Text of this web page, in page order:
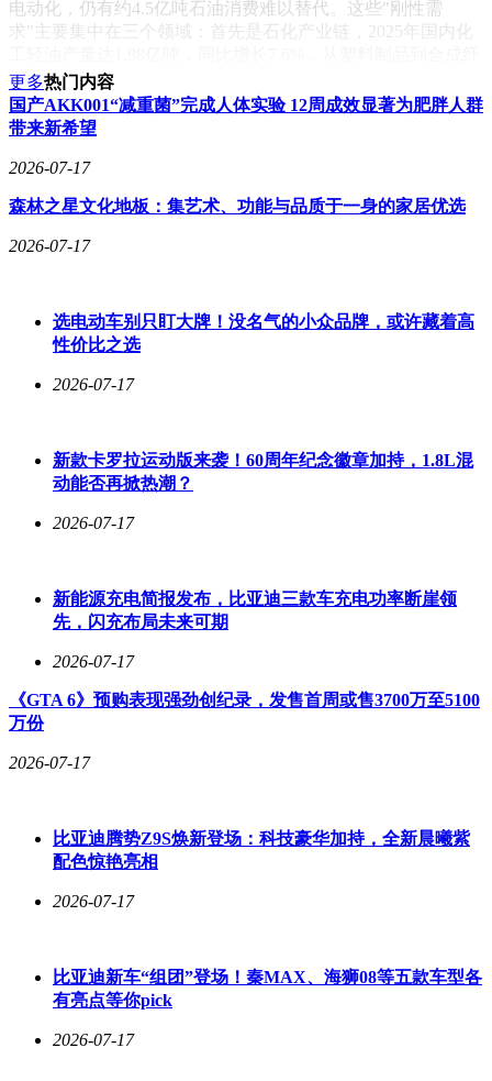
电动化，仍有约4.5亿吨石油消费难以替代。这些"刚性需
求"主要集中在三个领域：首先是石化产业链，2025年国内化
维，从医药包装到建筑材料，石油作为化工原料的地位不可动
摇；其次是航空与航运领域，锂电池能量密度与航空煤油存在
数量级差距，短期内难以支撑跨洋飞行或远洋运输；最后是工
代性。
炼化行业的转型正在悄然进行。国内石油消费预计将在2027年
是成品油消费下降与化工用油增长的双轨趋势——"十五五"期
转化为高附加值化工产品，而非简单燃烧消耗。
退位为"工业原料"，国际油价波动对国民经济的影响将显著减
压输电网络的建设、可再生能源装机容量的突破，共同构筑起
新的能源安全体系。每增加一辆电动车，就意味着减少一份对
一块基石。
技术突破万米极限，当城市电网充盈着清洁电力，当中国电动
车驰骋在五大洲道路，能源安全的定义将不再取决于产油国的
中。这或许就是能源革命最深刻的意义——它不仅改变着人们
更多热门内容
国产AKK001“减重菌”完成人体实验 12周成效显著为肥胖人群
带来新希望
2026-07-17
森林之星文化地板：集艺术、功能与品质于一身的家居优选
2026-07-17
选电动车别只盯大牌！没名气的小众品牌，或许藏着高
性价比之选
2026-07-17
新款卡罗拉运动版来袭！60周年纪念徽章加持，1.8L混
动能否再掀热潮？
2026-07-17
新能源充电简报发布，比亚迪三款车充电功率断崖领
先，闪充布局未来可期
2026-07-17
《GTA 6》预购表现强劲创纪录，发售首周或售3700万至5100
万份
2026-07-17
比亚迪腾势Z9S焕新登场：科技豪华加持，全新晨曦紫
配色惊艳亮相
2026-07-17
比亚迪新车“组团”登场！秦MAX、海狮08等五款车型各
有亮点等你pick
2026-07-17